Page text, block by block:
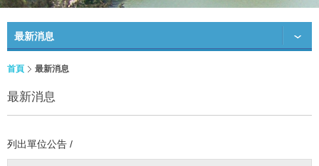
最新消息
首頁 最新消息
最新消息
列出單位公告 /